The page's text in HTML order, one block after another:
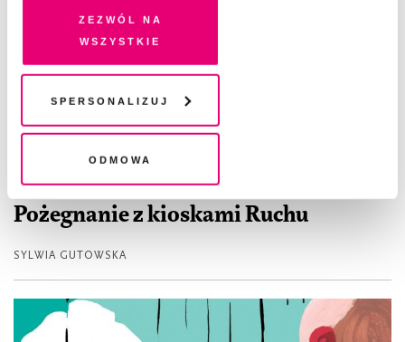
na Twoim urządzeniu końcowym lub dostęp do niego i
przetwarzanie danych. Zgodę na wszystkie lub niektóre
chwili wycofać lub ponowić w zakładce "Ustawienia
plików cookie". Wycofanie zgody nie wpływa na
legalność przetwarzania danych przed jej wycofaniem
Zezwól na
wszystkie
Spersonalizuj
Odmowa
REPORTAŻ
Pożegnanie z kioskami Ruchu
SYLWIA GUTOWSKA